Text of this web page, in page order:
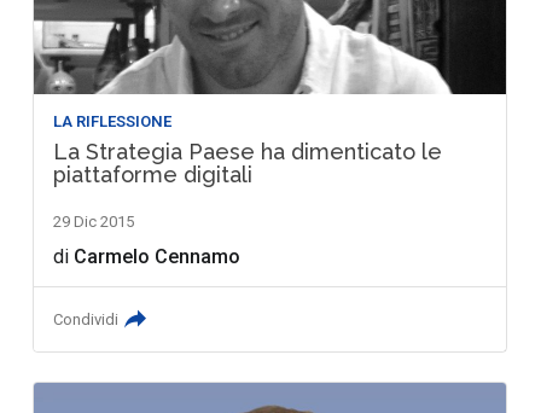
LA RIFLESSIONE
La Strategia Paese ha dimenticato le
piattaforme digitali
29 Dic 2015
di Carmelo Cennamo
Condividi